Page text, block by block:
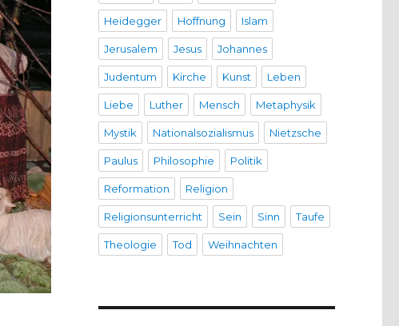
Heidegger Hoffnung Islam
Jerusalem Jesus Johannes
Judentum Kirche Kunst Leben
Liebe Luther Mensch Metaphysik
Mystik Nationalsozialismus Nietzsche
Paulus Philosophie Politik
Reformation Religion
Religionsunterricht Sein Sinn Taufe
Theologie Tod Weihnachten